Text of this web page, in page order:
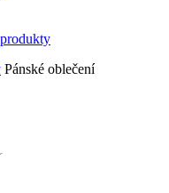
Pánské oblečení